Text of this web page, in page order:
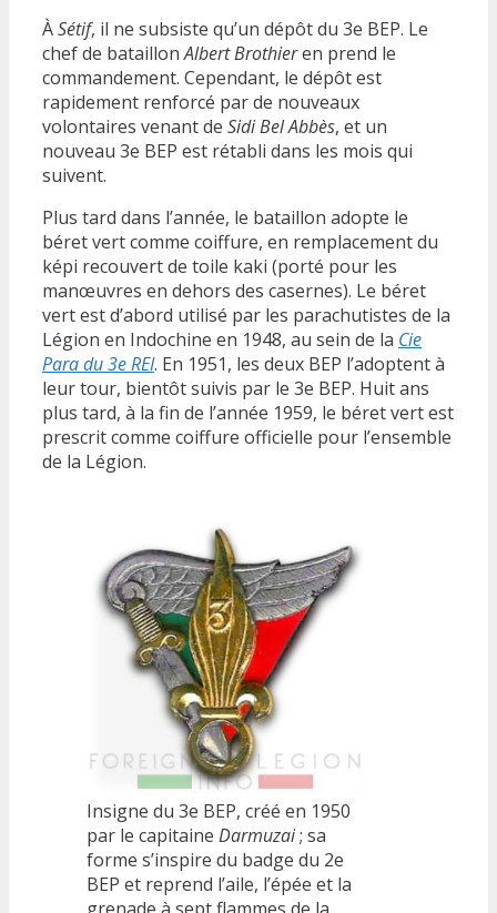
ÀSétif, il ne subsiste qu’un dépôt du 3e BEP. Le
chef de bataillonAlbert Brothieren prend le
commandement. Cependant, le dépôt est
rapidement renforcé par de nouveaux
volontaires venant de Sidi Bel Abbès, et un
nouveau 3e BEP est rétabli dans les mois qui
suivent.
Plus tard dans l’année, le bataillon adopte le
béret vert comme coiffure, en remplacement du
képi recouvert de toile kaki (porté pour les
manœuvres en dehors des casernes). Le béret
vert est d’abord utilisé par les parachutistes de la
Légion en Indochine en 1948, au sein de la Cie
Para du 3e REI. En 1951, les deux BEP l’adoptent à
leur tour, bientôt suivis par le 3e BEP. Huit ans
plus tard, à la fin de l’année 1959, le béret vert est
prescrit comme coiffure officielle pour l’ensemble
de la Légion.
Insigne du 3e BEP, créé en 1950
par le capitaine Darmuzai; sa
forme s’inspire du badge du 2e
BEP et reprend l’aile, l’épée et la